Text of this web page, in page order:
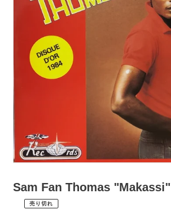
Sam Fan Thomas "Makassi"
¥1,980
売り切れ